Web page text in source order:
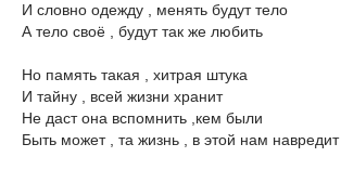
И словно одежду , менять будут тело
А тело своё , будут так же любить
Но память такая , хитрая штука
И тайну , всей жизни хранит
Не даст она вспомнить ,кем были
Быть может , та жизнь , в этой нам навредит .